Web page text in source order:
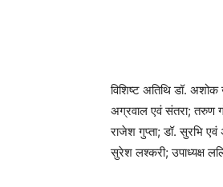
विशिष्ट अतिथि डॉ. अशोक
अग्रवाल एवं संतरा; तरुण
राजेश गुप्ता; डॉ. सुरभि एवं
सुरेश लश्करी; उपाध्यक्ष